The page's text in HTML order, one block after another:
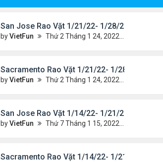
San Jose Rao Vặt 1/21/22- 1/28/22
byVietFun Thứ 2 Tháng 1 24, 2022 10:25 pm
Sacramento Rao Vặt 1/21/22- 1/28/22
byVietFun Thứ 2 Tháng 1 24, 2022 10:20 pm
San Jose Rao Vặt 1/14/22- 1/21/22
byVietFun Thứ 7 Tháng 1 15, 2022 8:54 pm
Sacramento Rao Vặt 1/14/22- 1/21/22